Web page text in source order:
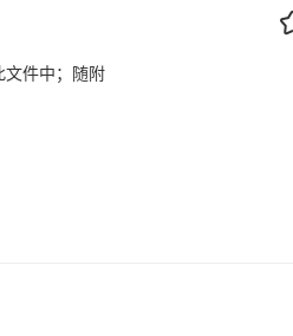
文件中；随附